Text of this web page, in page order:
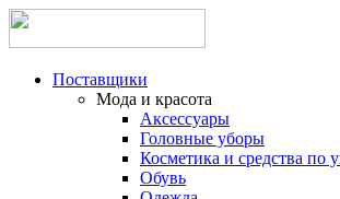
Поставщики
Мода и красота
Аксессуары
Головные уборы
Косметика и средства по
Обувь